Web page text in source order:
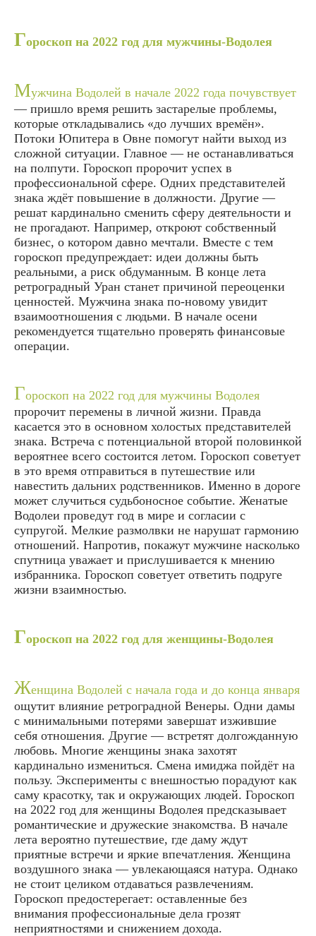
Гороскоп на 2022 год для мужчины-Водолея
Мужчина Водолей в начале 2022 года почувствует
— пришло время решить застарелые проблемы,
которые откладывались «до лучших времён».
Потоки Юпитера в Овне помогут найти выход из
сложной ситуации. Главное — не останавливаться
на полпути. Гороскоп пророчит успех в
профессиональной сфере. Одних представителей
знака ждёт повышение в должности. Другие —
решат кардинально сменить сферу деятельности и
не прогадают. Например, откроют собственный
бизнес, о котором давно мечтали. Вместе с тем
гороскоп предупреждает: идеи должны быть
реальными, а риск обдуманным. В конце лета
ретроградный Уран станет причиной переоценки
ценностей. Мужчина знака по-новому увидит
взаимоотношения с людьми. В начале осени
рекомендуется тщательно проверять финансовые
операции.
Гороскоп на 2022 год для мужчины Водолея
пророчит перемены в личной жизни. Правда
касается это в основном холостых представителей
знака. Встреча с потенциальной второй половинкой
вероятнее всего состоится летом. Гороскоп советует
в это время отправиться в путешествие или
навестить дальних родственников. Именно в дороге
может случиться судьбоносное событие. Женатые
Водолеи проведут год в мире и согласии с
супругой. Мелкие размолвки не нарушат гармонию
отношений. Напротив, покажут мужчине насколько
спутница уважает и прислушивается к мнению
избранника. Гороскоп советует ответить подруге
жизни взаимностью.
Гороскоп на 2022 год для женщины-Водолея
Женщина Водолей с начала года и до конца января
ощутит влияние ретроградной Венеры. Одни дамы
с минимальными потерями завершат изжившие
себя отношения. Другие — встретят долгожданную
любовь. Многие женщины знака захотят
кардинально измениться. Смена имиджа пойдёт на
пользу. Эксперименты с внешностью порадуют как
саму красотку, так и окружающих людей. Гороскоп
на 2022 год для женщины Водолея предсказывает
романтические и дружеские знакомства. В начале
лета вероятно путешествие, где даму ждут
приятные встречи и яркие впечатления. Женщина
воздушного знака — увлекающаяся натура. Однако
не стоит целиком отдаваться развлечениям.
Гороскоп предостерегает: оставленные без
внимания профессиональные дела грозят
неприятностями и снижением дохода.